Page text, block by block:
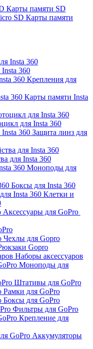
Карты памяти SD
Карты памяти
360
Крепления для
Карты памяти Insta
для Insta 360
Защита линз для
для Insta 360
Моноподы для
Боксы для Insta 360
Клетки и
Аксессуары для GoPro
Чехлы для Gopro
Gopro
Наборы аксессуаров
Моноподы для
Штативы для GoPro
Рамки для GoPro
Боксы для GoPro
Фильтры для GoPro
Крепление для
Аккумуляторы